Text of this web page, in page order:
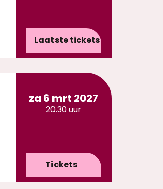
Laatste tickets
za 6 mrt 2027
20.30 uur
Tickets